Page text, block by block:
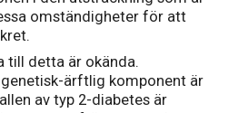
omständigheter för att
till detta är okända.
ärftlig komponent är
av typ 2-diabetes är